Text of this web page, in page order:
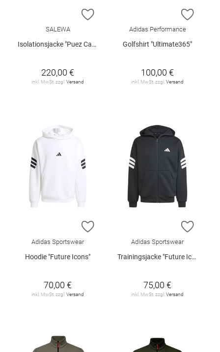
ZUR WUNSCHLISTE HINZUFÜGEN
SALEWA
Isolationsjacke "Puez Catinaccio 2"
220,00 €
inkl. MwSt. zzgl. Versand
ZUR
Adidas Performance
Golfshirt "Ultimate365"
100,00 €
inkl. MwSt. zzgl. Versand
ZUR WUNSCHLISTE HINZUFÜGEN
Adidas Sportswear
Hoodie "Future Icons"
70,00 €
inkl. MwSt. zzgl. Versand
ZUR
Adidas Sportswear
Trainingsjacke "Future Icons"
75,00 €
inkl. MwSt. zzgl. Versand